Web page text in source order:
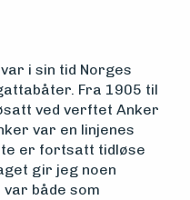
i sin tid Norges
Fra 1905 til
ved verftet Anker
var en linjenes
er fortsatt tidløse
gir jeg noen
var både som